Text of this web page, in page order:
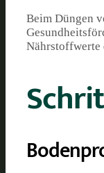
Beim Düngen
Nährstoffwerte